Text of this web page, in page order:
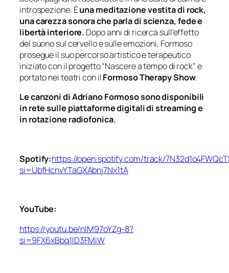
introspezione. Èuna meditazione vestita di rock,
una carezza sonora che parla di scienza, fede e
libertà interiore. Dopo anni di ricerca sull’effetto
del suono sul cervello e sulle emozioni, Formoso
prosegue il suo percorso artistico e terapeutico
iniziato con il progetto “Nascere a tempo di rock” e
portato nei teatri con ilFormoso Therapy Show.
Le canzoni di Adriano Formoso sono disponibili
in rete sulle piattaforme digitali di streaming e
in rotazione radiofonica.
Spotify:https://open.spotify.com/track/
si=UbfHcnvYTaGXAbnj7Nx1tA
YouTube:
https://youtu.be/nlM97oYZg-8?
si=9FX6xBbq1lD3FMiW